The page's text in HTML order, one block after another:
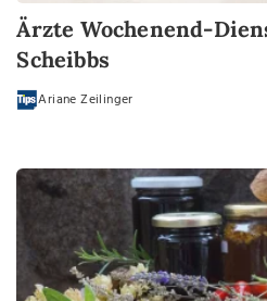
Ärzte Wochenend-
Scheibbs
Ariane Zeilinger